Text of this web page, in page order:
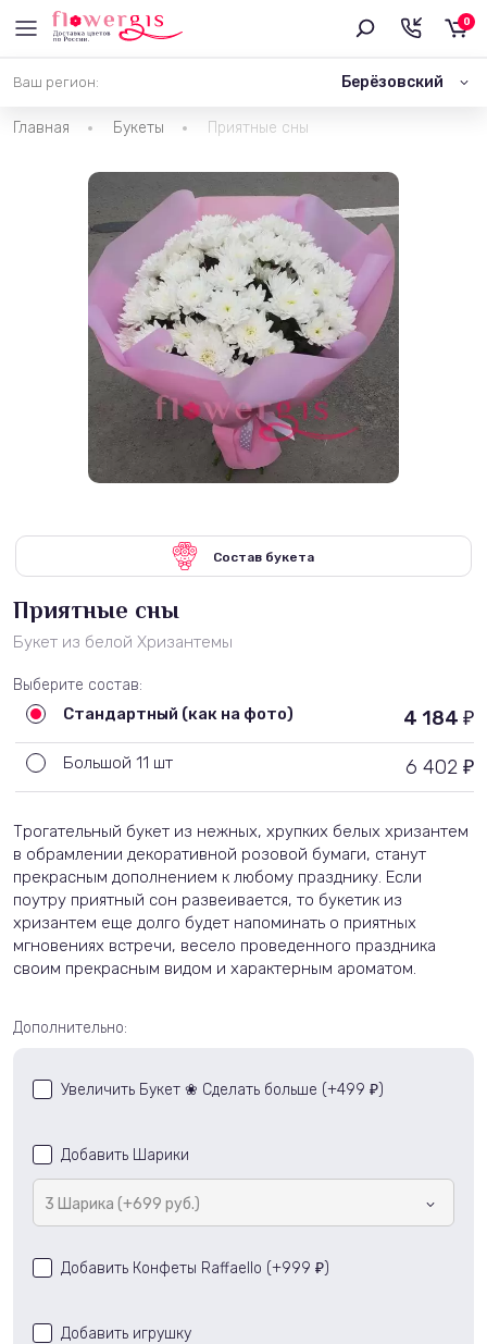
Ваш регион: Берёзовский
0
Главная Букеты Приятные сны
Состав букета
Приятные сны
Букет из белой Хризантемы
Выберите состав:
Стандартный (как на фото) 4 184 ₽
Большой 11 шт 6 402 ₽
Трогательный букет из нежных, хрупких белых хризантем
в обрамлении декоративной розовой бумаги, станут
прекрасным дополнением к любому празднику. Если
поутру приятный сон развеивается, то букетик из
хризантем еще долго будет напоминать о приятных
мгновениях встречи, весело проведенного праздника
своим прекрасным видом и характерным ароматом.
Дополнительно:
Увеличить Букет ❀ Сделать больше (+499 ₽ )
Добавить Шарики
3 Шарика (+699 руб.)
Добавить Конфеты Raffaello (+999 ₽ )
Добавить игрушку